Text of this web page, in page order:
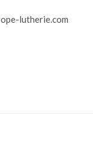
lutherie.com